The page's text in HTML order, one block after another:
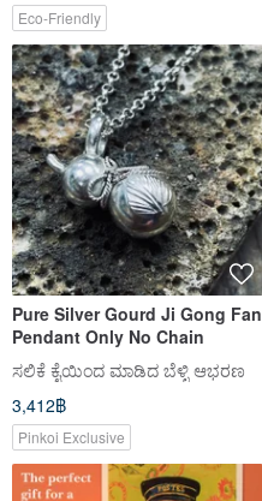
Eco-Friendly
Pure Silver Gourd Ji Gong Fan
Pendant Only No Chain
ಸಲಿಕೆ ಕೈಯಿಂದ ಮಾಡಿದ ಬೆಳ್ಳಿ ಆಭರಣ
3,412฿
Pinkoi Exclusive